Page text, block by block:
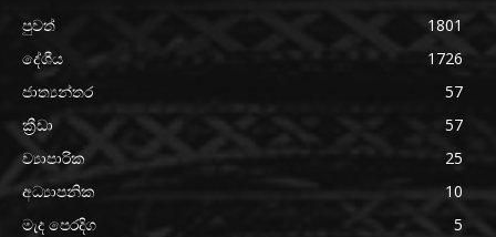
පුවත්
1801
දේශීය
1726
ජාත්‍යන්තර
57
ක්‍රීඩා
57
ව්‍යාපාරික
25
අධ්‍යාපනික
10
මැද පෙරදිග
5